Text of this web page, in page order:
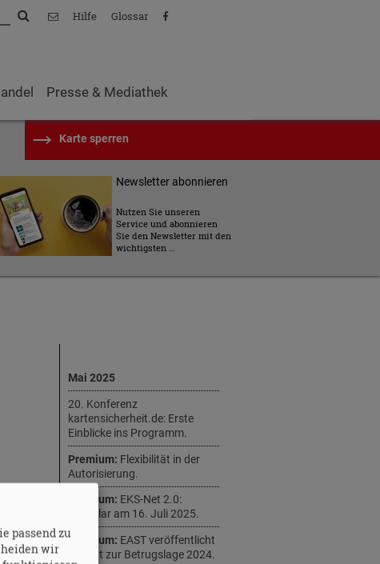
SuchenKontakt
Hilfe Glossar Facebook
Presse & Mediathek
Karte sperren
Newsletter abonnieren
Nutzen Sie unseren
Service und abonnieren
Sie den Newsletter mit den
wichtigsten …
Mai 2025
20. Konferenz
kartensicherheit.de: Erste
Einblicke ins Programm.
Premium: Flexibilität in der
Autorisierung.
Premium: EKS-Net 2.0:
Startklar am 16. Juli 2025.
Premium: EAST veröffentlicht
Bericht zur Betrugslage 2024.
passend zu
wir